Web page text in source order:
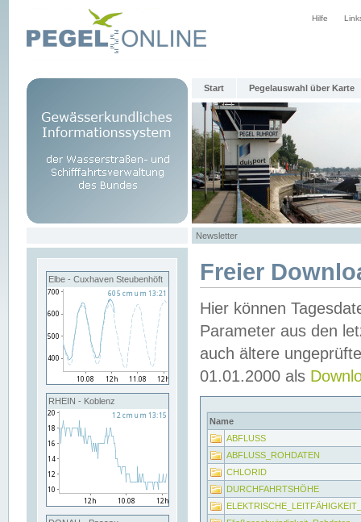
Hilfe
Start Pegelauswahl über Karte
Newsletter
Elbe - Cuxhaven Steubenhöft
RHEIN - Koblenz
Freier
Hier können
Parameter aus den
auch ältere
01.01.2000 als
Name
ABFLUSS
ABFLUSS_ROHDATEN
CHLORID
DURCHFAHRTSHÖHE